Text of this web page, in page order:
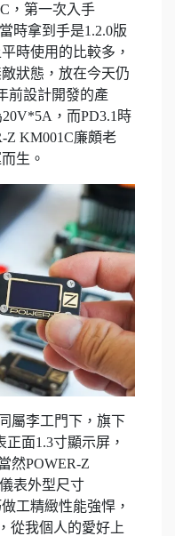
，第一次入手
時拿到手是1.2.0版
時使用的比較多，
狀態，放在今天仍
前設計開發的產
，而PD3.1時
Z KM001C廉頗老
生。
屬李工門下，旗下
面1.3寸顯示屏，
然POWER-Z
表外型尺寸
工精緻性能強悍，
從我個人的愛好上